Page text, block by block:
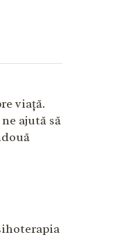
viață.
ajută să